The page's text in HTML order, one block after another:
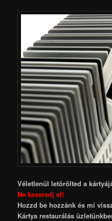
Véletlenül letörölted a
Ne keseredj el!
Hozzd be hozzánk és mi
Kártya restaurálás